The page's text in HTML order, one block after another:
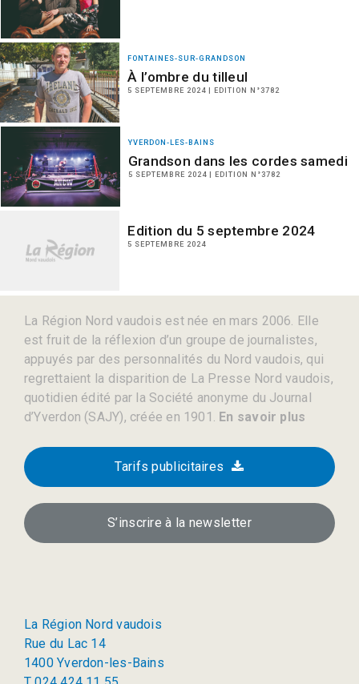
FONTAINES-SUR-GRANDSON
À l’ombre du tilleul
5 SEPTEMBRE 2024 | EDITION N°3782
YVERDON-LES-BAINS
Grandson dans les cordes samedi
5 SEPTEMBRE 2024 | EDITION N°3782
Edition du 5 septembre 2024
5 SEPTEMBRE 2024
La Région Nord vaudois est née en mars 2006. Elle
est fruit de la réflexion d’un groupe de journalistes,
appuyés par des personnalités du Nord vaudois, qui
regrettaient la disparition de La Presse Nord vaudois,
quotidien édité par la Société anonyme du Journal
d’Yverdon (SAJY), créée en 1901. En savoir plus
Tarifs publicitaires
S’inscrire à la newsletter
La Région Nord vaudois
Rue du Lac 14
1400 Yverdon-les-Bains